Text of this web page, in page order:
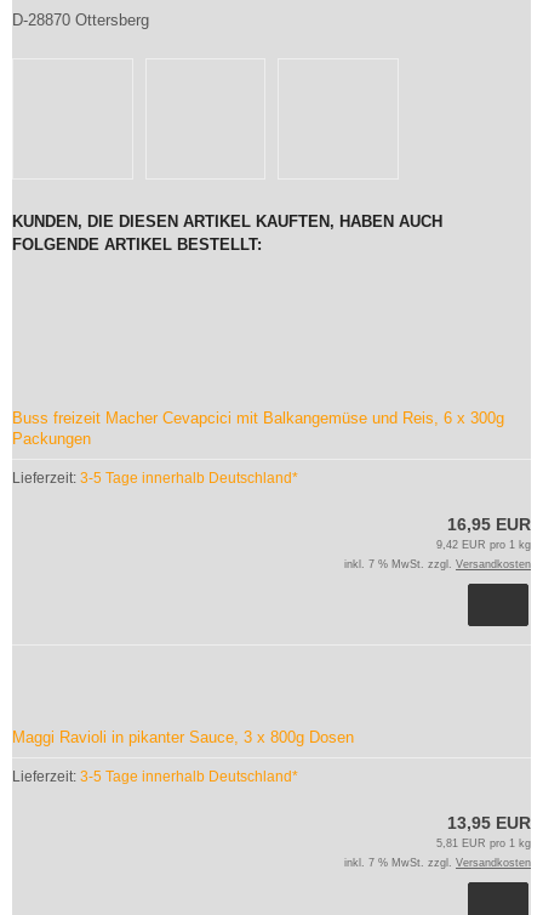
D-28870 Ottersberg
KUNDEN, DIE DIESEN ARTIKEL KAUFTEN, HABEN AUCH
FOLGENDE ARTIKEL BESTELLT:
Buss freizeit Macher Cevapcici mit Balkangemüse und Reis, 6 x 300g
Packungen
Lieferzeit: 3-5 Tage innerhalb Deutschland*
16,95 EUR
9,42 EUR pro 1 kg
inkl. 7 % MwSt. zzgl. Versandkosten
Maggi Ravioli in pikanter Sauce, 3 x 800g Dosen
Lieferzeit: 3-5 Tage innerhalb Deutschland*
13,95 EUR
5,81 EUR pro 1 kg
inkl. 7 % MwSt. zzgl. Versandkosten